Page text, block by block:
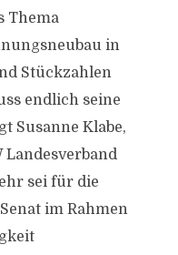
Thema
in
Stückzahlen
endlich seine
Susanne Klabe,
Landesverband
sei für die
im Rahmen